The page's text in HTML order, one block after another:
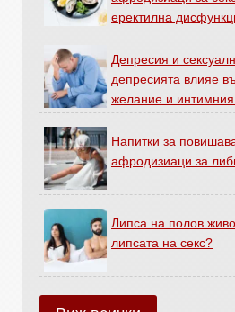
еректилна
Депресия и
депресията влияе
желание и
Напитки за
афродизиаци за
Липса на полов
липсата на секс?